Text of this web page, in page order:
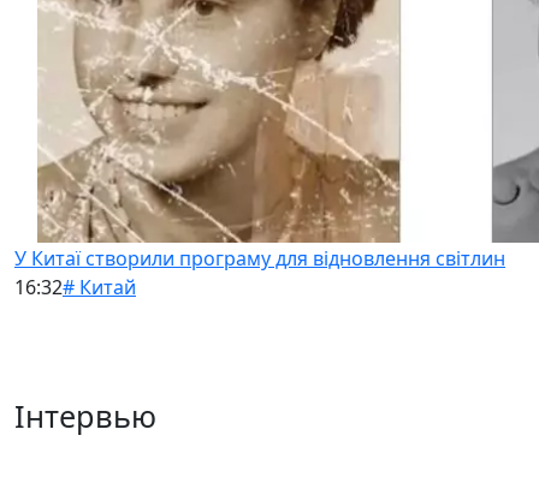
У Китаї створили програму для відновлення світлин
16:32# Китай
Інтервью